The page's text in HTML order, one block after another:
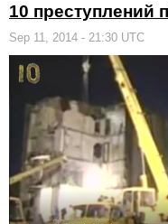
10
Sep 11, 2014 - 21:30 UTC